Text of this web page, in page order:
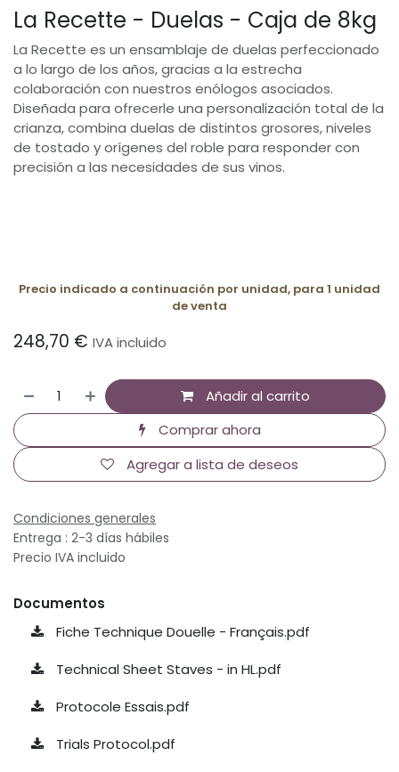
La Recette - Duelas - Caja de 8kg
La Recette es un ensamblaje de duelas perfeccionado
a lo largo de los años, gracias a la estrecha
colaboración con nuestros enólogos asociados.
Diseñada para ofrecerle una personalización total de la
crianza, combina duelas de distintos grosores, niveles
de tostado y orígenes del roble para responder con
precisión a las necesidades de sus vinos.
Precio indicado a continuación por unidad, para 1 unidad
de venta
248,70 € IVA incluido
Añadir al carrito
Comprar ahora
Agregar a lista de deseos
Condiciones generales
Entrega : 2-3 días hábiles
Precio IVA incluido
Documentos
Fiche Technique Douelle - Français.pdf
Technical Sheet Staves - in HL.pdf
Protocole Essais.pdf
Trials Protocol.pdf